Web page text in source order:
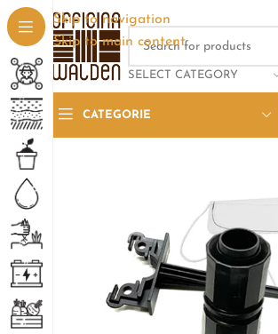
Skip to navigation
Skip to main content
SELECT CATEGORY
CATEGORIE